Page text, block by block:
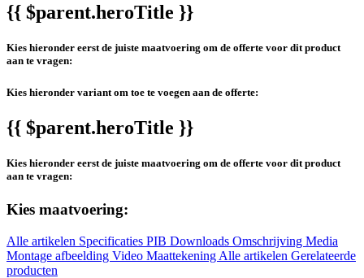
{{ $parent.heroTitle }}
Kies hieronder eerst de juiste maatvoering om de offerte voor dit product
aan te vragen:
Kies hieronder variant om toe te voegen aan de offerte:
{{ $parent.heroTitle }}
Kies hieronder eerst de juiste maatvoering om de offerte voor dit product
aan te vragen:
Kies maatvoering:
Alle artikelen Specificaties PIB Downloads Omschrijving Media
Montage afbeelding Video Maattekening Alle artikelen Gerelateerde
producten